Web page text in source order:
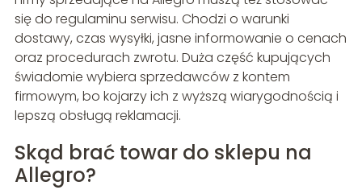
się do regulaminu serwisu. Chodzi o warunki
dostawy, czas wysyłki, jasne informowanie o cenach
oraz procedurach zwrotu. Duża część kupujących
świadomie wybiera sprzedawców z kontem
firmowym, bo kojarzy ich z wyższą wiarygodnością i
lepszą obsługą reklamacji.
Skąd brać towar do sklepu na
Allegro?